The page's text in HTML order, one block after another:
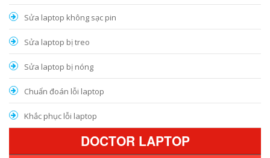
Sửa laptop không sạc pin
Sửa laptop bị treo
Sửa laptop bị nóng
Chuẩn đoán lỗi laptop
Khắc phục lỗi laptop
DOCTOR LAPTOP